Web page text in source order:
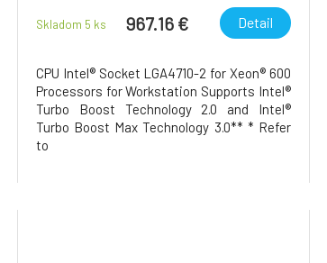
Skladom 5 ks 967.16 € Detail
CPU Intel® Socket LGA4710-2 for Xeon® 600
Processors for Workstation Supports Intel®
Turbo Boost Technology 2.0 and Intel®
Turbo Boost Max Technology 3.0** * Refer
to